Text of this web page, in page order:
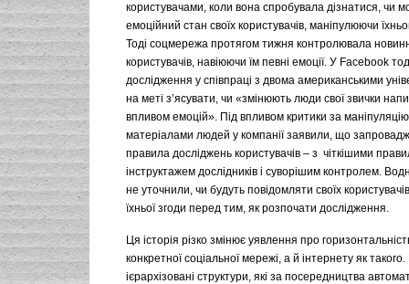
користувачами, коли вона спробувала дізнатися, чи
емоційний стан своїх користувачів, маніпулюючи
Тоді соцмережа протягом тижня контролювала
користувачів, навіюючи їм певні емоції. У Facebook
дослідження у співпраці з двома американськими
на меті з’ясувати, чи «змінюють люди свої звички
впливом емоцій». Під впливом критики за
матеріалами людей у компанії заявили, що
правила досліджень користувачів – з чіткішими
інструктажем дослідників і суворішим контролем.
не уточнили, чи будуть повідомляти своїх
їхньої згоди перед тим, як розпочати дослідження.
Ця історія різко змінює уявлення про
конкретної соціальної мережі, а й інтернету як
ієрархізовані структури, які за посередництва